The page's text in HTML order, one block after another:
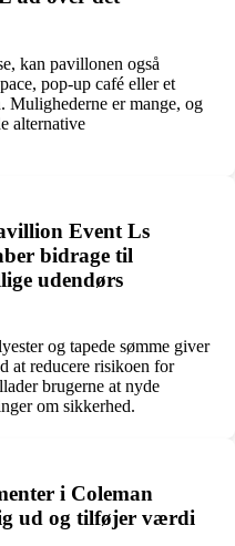
kan pavillonen også
pop-up café eller et
Mulighederne er mange, og
alternative
Event Ls
bidrage til
udendørs
og tapede sømme giver
at reducere risikoen for
brugerne at nyde
om sikkerhed.
i Coleman
ud og tilføjer værdi